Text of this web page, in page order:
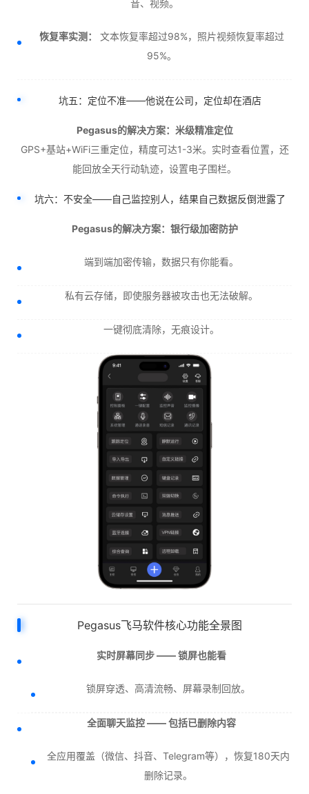
音、视频。
恢复率实测：
文本恢复率超过98%，照片视频恢复率超过
95%。
坑五：定位不准——他说在公司，定位却在酒店
Pegasus的解决方案：米级精准定位
GPS+基站+WiFi三重定位，精度可达1-3米。实时查看位置，还
能回放全天行动轨迹，设置电子围栏。
坑六：不安全——自己监控别人，结果自己数据反倒泄露了
Pegasus的解决方案：银行级加密防护
端到端加密传输，数据只有你能看。
私有云存储，即使服务器被攻击也无法破解。
一键彻底清除，无痕设计。
Pegasus飞马软件核心功能全景图
实时屏幕同步 —— 锁屏也能看
锁屏穿透、高清流畅、屏幕录制回放。
全面聊天监控 —— 包括已删除内容
全应用覆盖（微信、抖音、Telegram等），恢复180天内
删除记录。